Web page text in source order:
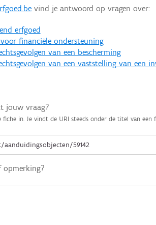
vind je antwoord op vragen over:
erfgoed
financiële ondersteuning
van een bescherming
van een vaststelling van een
jouw vraag?
fiche in. Je vindt de URI steeds onder de titel van een
opmerking?